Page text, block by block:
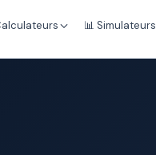
📊 Simulateurs